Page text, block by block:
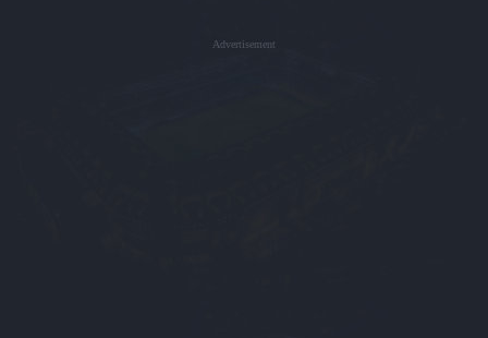
Advertisement